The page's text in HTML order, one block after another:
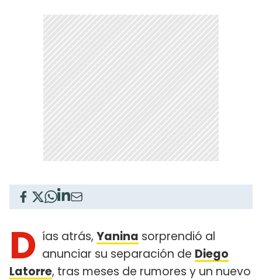
D ías atrás, Yanina sorprendió al
anunciar su separación de Diego
Latorre, tras meses de rumores y un nuevo